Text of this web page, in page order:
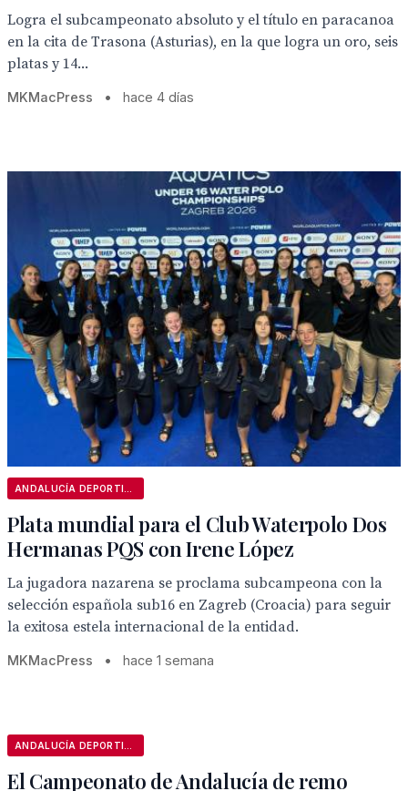
Logra el subcampeonato absoluto y el título en paracanoa
en la cita de Trasona (Asturias), en la que logra un oro, seis
platas y 14...
MKMacPress • hace 4 días
Plata mundial para el Club Waterpolo Dos
Hermanas PQS con Irene López
La jugadora nazarena se proclama subcampeona con la
selección española sub16 en Zagreb (Croacia) para seguir
la exitosa estela internacional de la entidad.
MKMacPress • hace 1 semana
El Campeonato de Andalucía de remo